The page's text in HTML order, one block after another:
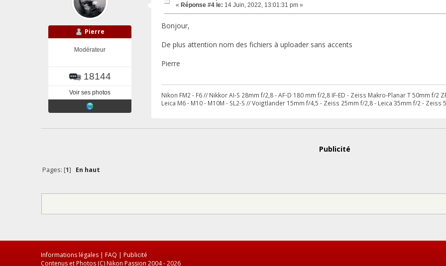
Pierre
Modérateur
18144
Voir ses photos
« Réponse #4 le: 14 Juin, 2022, 13:01:31 pm »
Bonjour,
De plus attention nom des fichiers à uploader sans accents
Pierre
Nikon FM2 - F6 // Nikkor AI-S 28mm f/2,8 - AF-D 180 mm f/2,8 IF-ED - Zeiss Makro-Planar T 50mm f/2
Leica M6 - M10 - M10M - SL2-S // Voigtlander 15mm f/4,5 - Zeiss 25mm f/2,8 - Leica 35mm f/2 -
Publicité
Pages: [1] En haut
Informations légales |FAQ |Publicité
Contenus et Photos (C) Nikon Passion 2004 - 2026